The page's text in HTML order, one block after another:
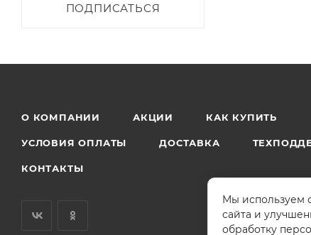
ПОДПИСАТЬСЯ
О КОМПАНИИ АКЦИИ КАК КУПИТЬ
УСЛОВИЯ ОПЛАТЫ ДОСТАВКА
КОНТАКТЫ
Мы используем
сайта и
обработку